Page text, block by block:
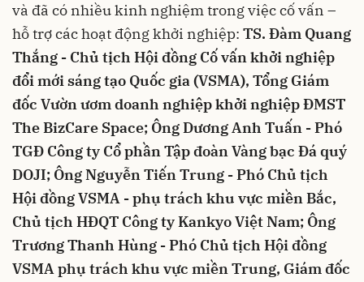
và đã có nhiều kinh nghiệm trong việc cố vấn –
hỗ trợ các hoạt động khởi nghiệp: TS. Đàm Quang
Thắng - Chủ tịch Hội đồng Cố vấn khởi nghiệp
đổi mới sáng tạo Quốc gia (VSMA), Tổng Giám
đốc Vườn ươm doanh nghiệp khởi nghiệp ĐMST
The BizCare Space; Ông Dương Anh Tuấn - Phó
TGĐ Công ty Cổ phần Tập đoàn Vàng bạc Đá quý
DOJI; Ông Nguyễn Tiến Trung -Phó Chủ tịch
Hội đồng VSMA - phụ trách khu vực miền Bắc,
Chủ tịch HĐQT Công ty Kankyo Việt Nam; Ông
Trương Thanh Hùng -Phó Chủ tịch Hội đồng
VSMA phụ trách khu vực miền Trung, Giám đốc